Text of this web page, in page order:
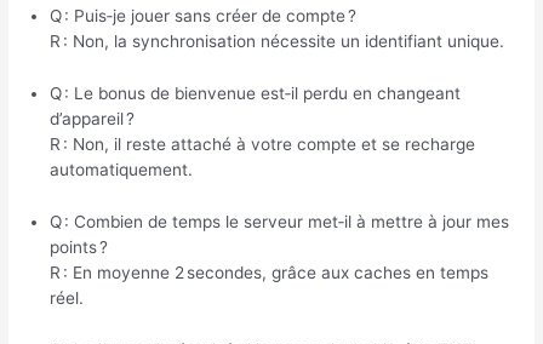
Q : Puis‑je jouer sans créer de compte ?
R : Non, la synchronisation nécessite un identifiant unique.
Q : Le bonus de bienvenue est‑il perdu en changeant
d’appareil ?
R : Non, il reste attaché à votre compte et se recharge
automatiquement.
Q : Combien de temps le serveur met‑il à mettre à jour mes
points ?
R : En moyenne 2 secondes, grâce aux caches en temps
réel.